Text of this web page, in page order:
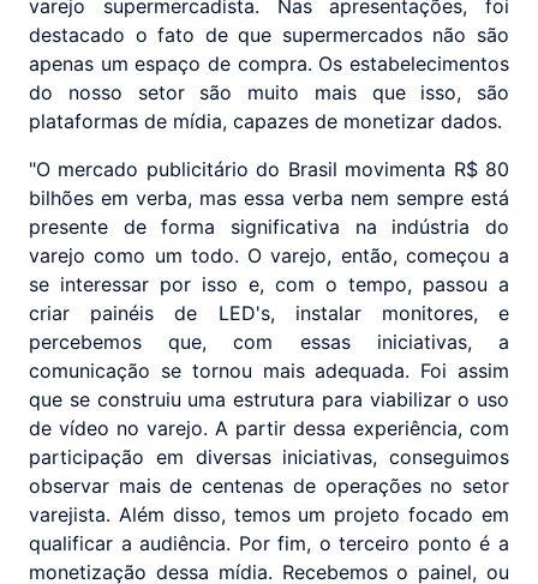
varejo supermercadista. Nas apresentações, foi
destacado o fato de que supermercados não são
apenas um espaço de compra. Os estabelecimentos
do nosso setor são muito mais que isso, são
plataformas de mídia, capazes de monetizar dados.
"O mercado publicitário do Brasil movimenta R$ 80
bilhões em verba, mas essa verba nem sempre está
presente de forma significativa na indústria do
varejo como um todo. O varejo, então, começou a
se interessar por isso e, com o tempo, passou a
criar painéis de LED's, instalar monitores, e
percebemos que, com essas iniciativas, a
comunicação se tornou mais adequada. Foi assim
que se construiu uma estrutura para viabilizar o uso
de vídeo no varejo. A partir dessa experiência, com
participação em diversas iniciativas, conseguimos
observar mais de centenas de operações no setor
varejista. Além disso, temos um projeto focado em
qualificar a audiência. Por fim, o terceiro ponto é a
monetização dessa mídia. Recebemos o painel, ou